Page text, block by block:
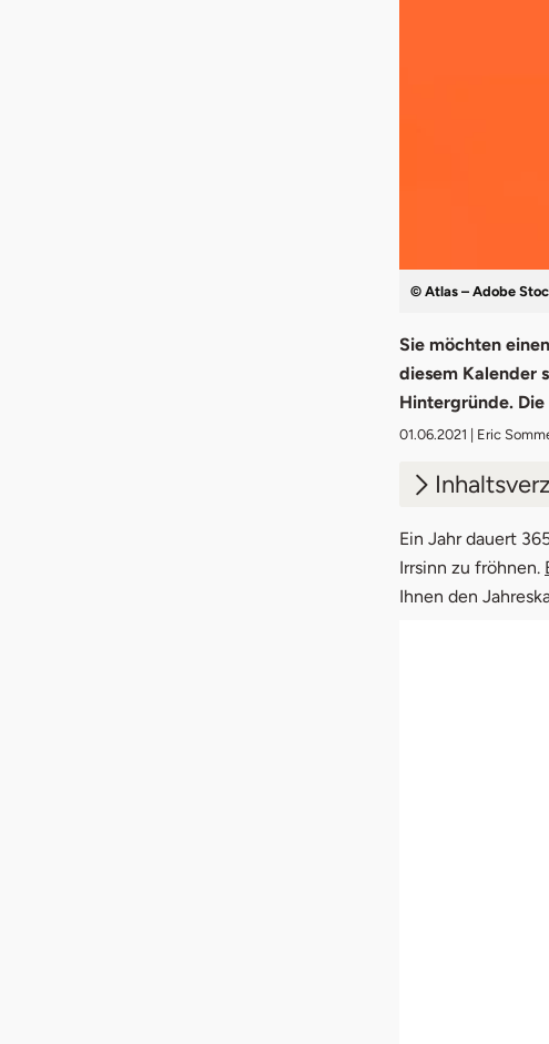
© Atlas – Adobe
Sie möchten
diesem Kalender
Hintergründe.
01.06.2021 | Eric
1. Januar
Februar
Ein Jahr dauert
Irrsinn zu fröhnen.
Ihnen den